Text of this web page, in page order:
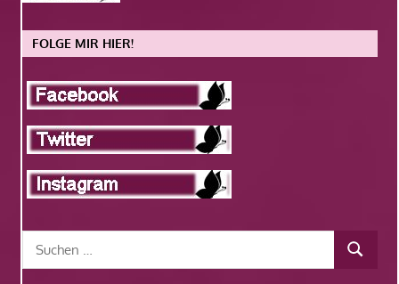
FOLGE MIR HIER!